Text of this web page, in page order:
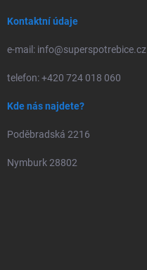
Kontaktní údaje
e-mail: info@superspotrebice.cz
telefon: +420 724 018 060
Kde nás najdete?
Poděbradská 2216
Nymburk 28802